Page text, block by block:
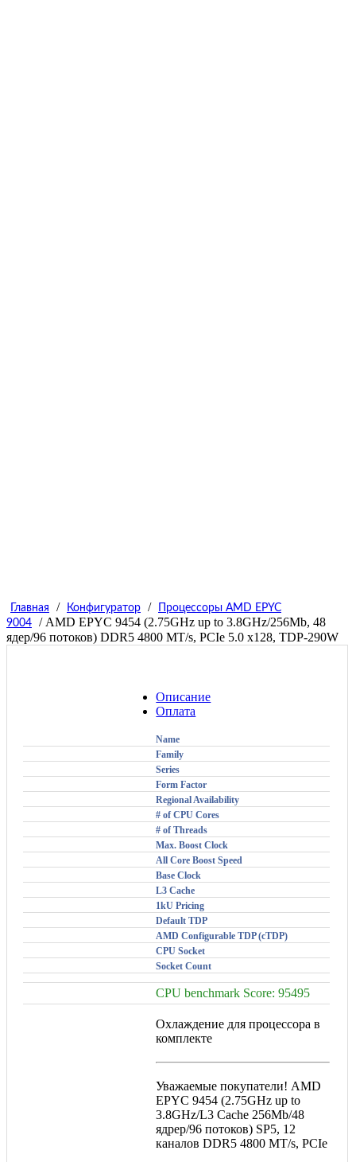
Главная / Конфигуратор /
Процессоры AMD EPYC
9004
/ AMD EPYC 9454 (2.75GHz up to 3.8GHz/256Mb, 48
ядер/96 потоков) DDR5 4800 MT/s, PCIe 5.0 x128, TDP-290W
Описание
Оплата
Name
Family
Series
Form Factor
Regional Availability
# of CPU Cores
# of Threads
Max. Boost Clock
All Core Boost Speed
Base Clock
L3 Cache
1kU Pricing
Default TDP
AMD Configurable TDP (cTDP)
CPU Socket
Socket Count
CPU benchmark Score: 95495
Охлаждение для процессора в
комплекте
Уважаемые покупатели! AMD
EPYC 9454 (2.75GHz up to
3.8GHz/L3 Cache 256Mb/48
ядрер/96 потоков) SP5, 12
каналов DDR5 4800 MT/s, PCIe